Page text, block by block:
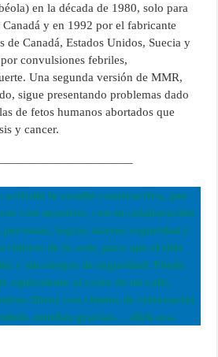
en la década de 1980, solo para
y en 1992 por el fabricante
de Canadá, Estados Unidos, Suecia y
convulsiones febriles,
Una segunda versión de MMR,
sigue presentando problemas dado
de fetos humanos abortados que
y cancer.
articulo le resultó constructivo, por
con nosotros, con su colaboración
personas, lograr mayor seguridad y
de la web, para que el sitio
y sin riesgos de seguridad. Puede
equivalente al costo de un café,
libros con cientos de referencias
muchas gracias… click aca